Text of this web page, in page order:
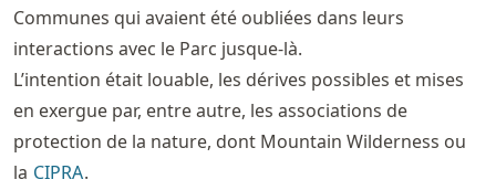
Communes qui avaient été oubliées dans leurs
interactions avec le Parc jusque-là.
L’intention était louable, les dérives possibles et mises
en exergue par, entre autre, les associations de
protection de la nature, dont Mountain Wilderness ou
la CIPRA.